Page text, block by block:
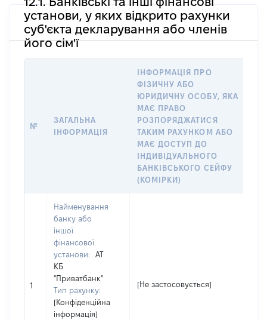
установи, у яких відкрито рахунки
суб'єкта декларування або членів
його сім'ї
№
ЗАГАЛЬНА
ІНФОРМАЦІЯ
ІНФОРМАЦІЯ ПРО
ФІЗИЧНУ АБО
ЮРИДИЧНУ ОСОБУ, ЯКА
МАЄ ПРАВО
РОЗПОРЯДЖАТИСЯ
ТАКИМ РАХУНКОМ АБО
МАЄ ДОСТУП ДО
ІНДИВІДУАЛЬНОГО
БАНКІВСЬКОГО СЕЙФУ
(КОМІРКИ)
1
Найменування
банку або
іншої
фінансової
установи:
АТ
КБ
"Приватбанк"
Тип рахунку:
[Конфіденційна
інформація]
[Не застосовується]